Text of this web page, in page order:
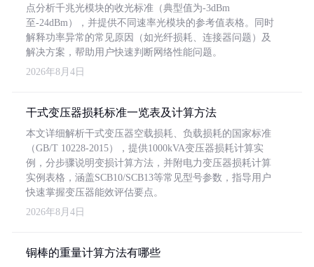
点分析千兆光模块的收光标准（典型值为-3dBm
至-24dBm），并提供不同速率光模块的参考值表格。同时
解释功率异常的常见原因（如光纤损耗、连接器问题）及
解决方案，帮助用户快速判断网络性能问题。
2026年8月4日
干式变压器损耗标准一览表及计算方法
本文详细解析干式变压器空载损耗、负载损耗的国家标准
（GB/T 10228-2015），提供1000kVA变压器损耗计算实
例，分步骤说明变损计算方法，并附电力变压器损耗计算
实例表格，涵盖SCB10/SCB13等常见型号参数，指导用户
快速掌握变压器能效评估要点。
2026年8月4日
铜棒的重量计算方法有哪些